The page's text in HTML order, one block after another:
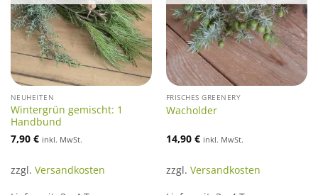
NEUHEITEN
Wintergrün gemischt: 1
Handbund
7,90 € inkl. MwSt.
zzgl. Versandkosten
FRISCHES GREENERY
Wacholder
14,90 € inkl. MwSt.
zzgl. Versandkosten